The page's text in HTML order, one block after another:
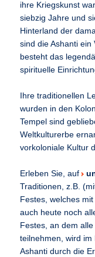
ihre Kriegskunst
siebzig Jahre und
Hinterland der
sind die Ashanti ein
besteht das
spirituelle
Ihre traditionellen
wurden in den
Tempel sind
Weltkulturerbe
vorkoloniale Kultur
Erleben Sie, auf
Traditionen, z.B.
Festes, welches
auch heute noch
Festes, an dem
teilnehmen, wird im
Ashanti durch die